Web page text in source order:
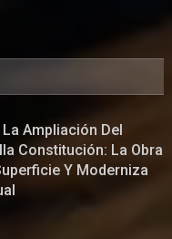
Ampliación Del
Constitución: La Obra
Y Moderniza